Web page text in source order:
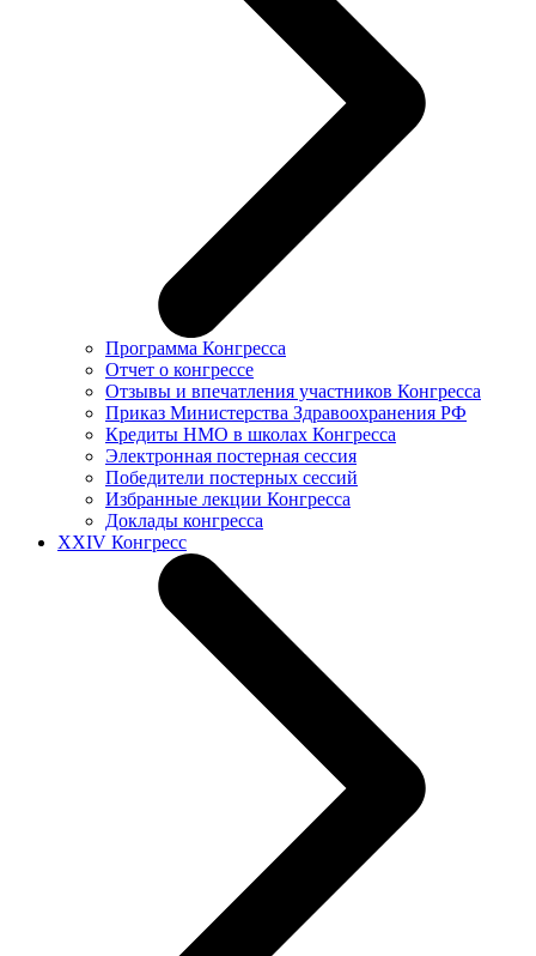
Программа Конгресса
Отчет о конгрессе
Отзывы и впечатления участников Конгресса
Приказ Министерства Здравоохранения РФ
Кредиты НМО в школах Конгресса
Электронная постерная сессия
Победители постерных сессий
Избранные лекции Конгресса
Доклады конгресса
XXIV Конгресс